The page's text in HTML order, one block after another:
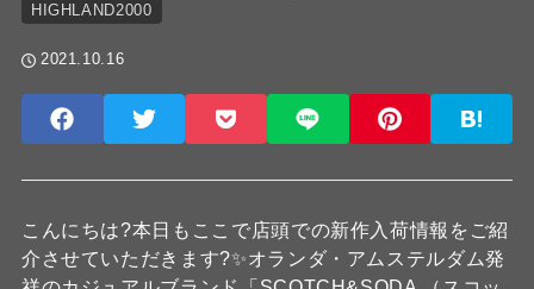
HIGHLAND2000
2021.10.16
こんにちは?本日もここで店頭での新作入荷情報をご紹
介させていただきます?✨オランダ・アムステルダム発